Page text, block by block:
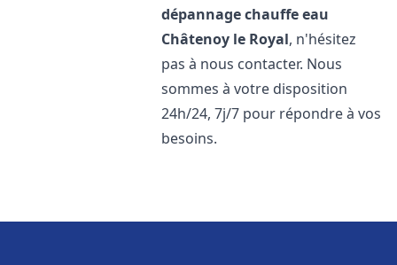
dépannage chauffe eau
Châtenoy le Royal, n'hésitez
pas à nous contacter. Nous
sommes à votre disposition
24h/24, 7j/7 pour répondre à vos
besoins.